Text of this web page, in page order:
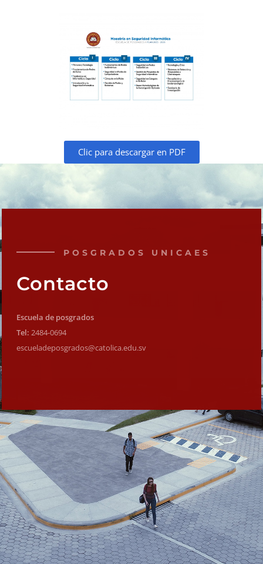
Clic para descargar en PDF
POSGRADOS UNICAES
Contacto
Escuela de posgrados
Tel: 2484-0694
escueladeposgrados@catolica.edu.sv